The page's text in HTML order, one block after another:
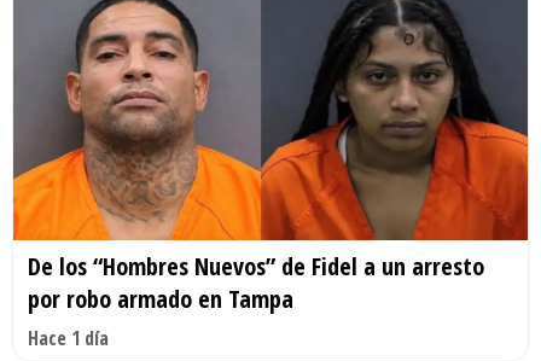
De los “Hombres Nuevos” de Fidel a un arresto
por robo armado en Tampa
Hace 1 día